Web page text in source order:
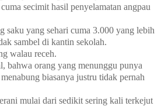
secimit hasil penyelamatan angpau
saku yang sehari cuma 3.000 yang lebih
sambel di kantin sekolah.
walau receh.
bahwa orang yang menunggu punya
biasanya justru tidak pernah
mulai dari sedikit sering kali terkejut